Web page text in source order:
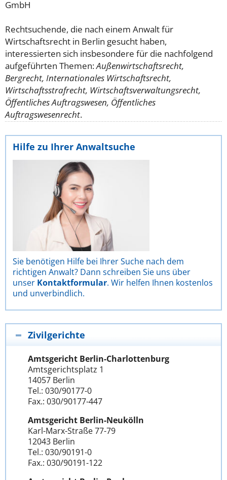
GmbH
Rechtsuchende, die nach einem Anwalt für
Wirtschaftsrecht in Berlin gesucht haben,
interessierten sich insbesondere für die nachfolgend
aufgeführten Themen:Außenwirtschaftsrecht,
Bergrecht, Internationales Wirtschaftsrecht,
Wirtschaftsstrafrecht, Wirtschaftsverwaltungsrecht,
Öffentliches Auftragswesen, Öffentliches
Auftragswesenrecht.
Hilfe zu Ihrer Anwaltsuche
Sie benötigen Hilfe bei Ihrer Suche nach dem
richtigen Anwalt? Dann schreiben Sie uns über
unser Kontaktformular. Wir helfen Ihnen kostenlos
und unverbindlich.
Zivilgerichte
Amtsgericht Berlin-Charlottenburg
Amtsgerichtsplatz 1
14057 Berlin
Tel.: 030/90177-0
Fax.: 030/90177-447
Amtsgericht Berlin-Neukölln
Karl-Marx-Straße 77-79
12043 Berlin
Tel.: 030/90191-0
Fax.: 030/90191-122